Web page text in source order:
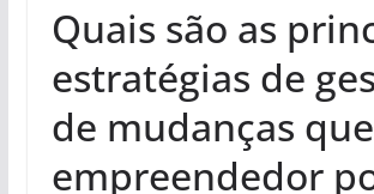
Quais são as
estratégias de
de mudanças
empreendedor